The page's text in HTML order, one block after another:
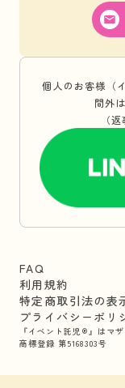
個人のお客様（
間外
（
FAQ
利用規約
特定商取引法の表
プライバシーポリ
『イベント託児®』はマ
商標登録 第5168303号